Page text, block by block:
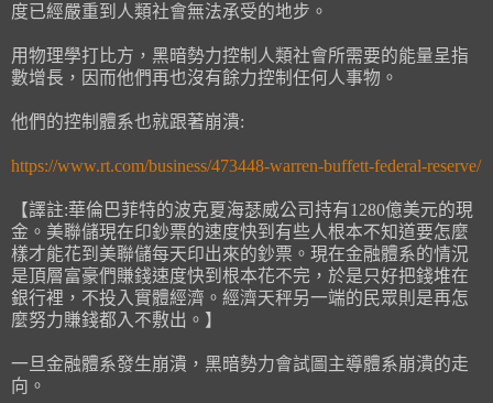
度已經嚴重到人類社會無法承受的地步。
用物理學打比方，黑暗勢力控制人類社會所需要的能量呈指
數增長，因而他們再也沒有餘力控制任何人事物。
他們的控制體系也就跟著崩潰:
https://www.rt.com/business/473448-warren-buffett-federal-reserve/
【譯註:華倫巴菲特的波克夏海瑟威公司持有1280億美元的現
金。美聯儲現在印鈔票的速度快到有些人根本不知道要怎麼
樣才能花到美聯儲每天印出來的鈔票。現在金融體系的情況
是頂層富豪們賺錢速度快到根本花不完，於是只好把錢堆在
銀行裡，不投入實體經濟。經濟天秤另一端的民眾則是再怎
麼努力賺錢都入不敷出。】
一旦金融體系發生崩潰，黑暗勢力會試圖主導體系崩潰的走
向。